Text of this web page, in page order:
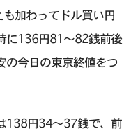
加わってドル買い円
に136円81〜82銭前後
の今日の東京終値をつ
138円34～37銭で、前